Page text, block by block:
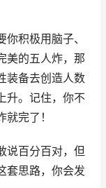
积极用脑子、
美的五人炸，那
装备去创造人数
升。记住，你不
完了！
说百分百对，但
套思路，你会发